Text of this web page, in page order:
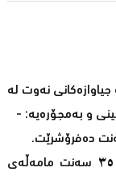
٢٠٢٦ نرخى جۆرە جیاوازەکانى نەوت لە
و بەمجۆرەیە: -
بەرمیلێک نەوتى خاوى برێنت بە ٩٨ دۆلار و ٣٥ سەنت مامەڵەى